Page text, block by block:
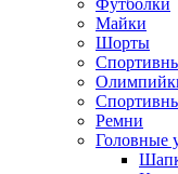
Футболки
Майки
Шорты
Ремни
Головные